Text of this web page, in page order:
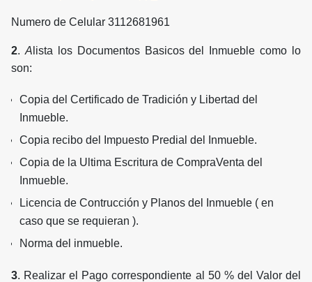
Numero de Celular 3112681961
2. A lista los Documentos Basicos del Inmueble como lo
son:
Copia del Certificado de Tradición y Libertad del
Inmueble.
Copia recibo del Impuesto Predial del Inmueble.
Copia de la Ultima Escritura de CompraVenta del
Inmueble.
Licencia de Contrucción y Planos del Inmueble ( en
caso que se requieran ).
Norma del inmueble.
3. Realizar el Pago correspondiente al 50 % del Valor del